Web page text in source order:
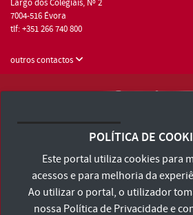
7004-516 Évora
tlf: +351 266 740 800
outros contactos
Consulte os Termos e Condições e
Declaração de
POLÍTICA DE
Este portal utiliza cookies para
acessos e para melhoria da
Ao utilizar o portal, o utilizador
nossa Política de Privacidadee